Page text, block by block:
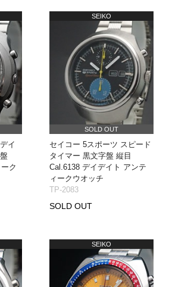
イ
ク
SEIKO
SOLD OUT
セイコー 5スポーツ スピード
タイマー 黒文字盤 縦目
Cal.6138 デイデイト アンテ
ィークウオッチ
TP-2083
SOLD OUT
SEIKO